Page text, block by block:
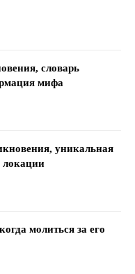
словарь
мифа
уникальная
локации
молиться за его